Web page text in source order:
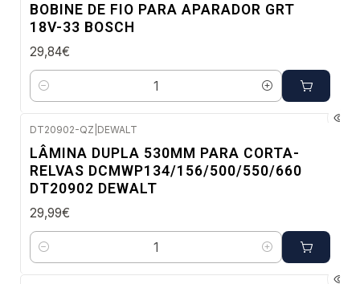
BOBINE DE FIO PARA APARADOR GRT
18V-33 BOSCH
29,84€
Quantidade
NOVO
DT20902-QZ DEWALT
LÂMINA DUPLA 530MM PARA CORTA-
RELVAS DCMWP134/156/500/550/660
DT20902 DEWALT
29,99€
Quantidade